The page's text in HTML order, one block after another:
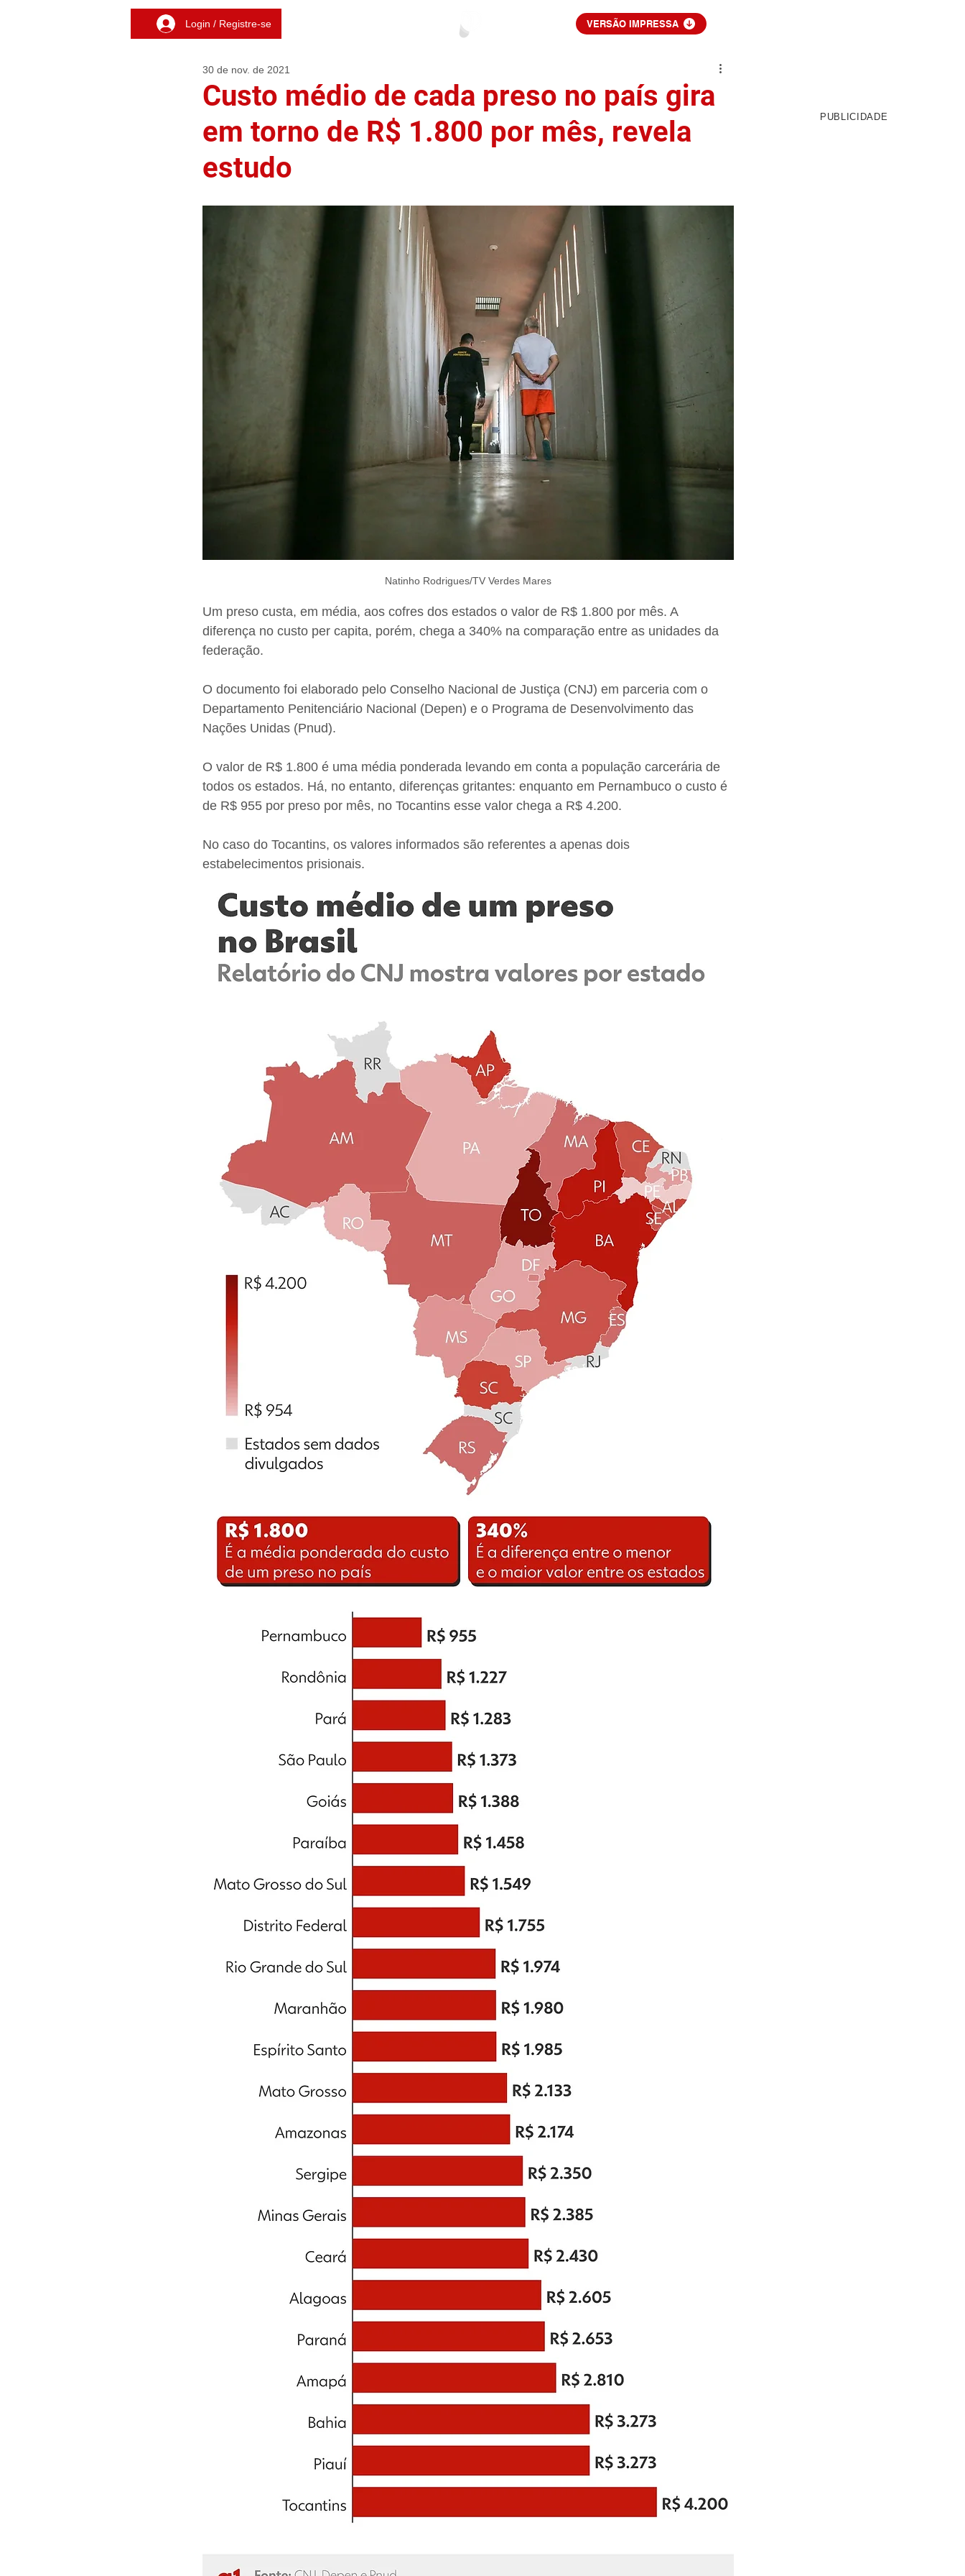
Login / Registre-se VERSÃO IMPRESSA
Custo médio de cada preso no país gira
em torno de R$ 1.800 por mês, revela
estudo
30 de nov. de 2021
Natinho Rodrigues/TV Verdes Mares
Um preso custa, em média, aos cofres dos estados o valor de R$ 1.800 por mês. A
diferença no custo per capita, porém, chega a 340% na comparação entre as unidades da
federação.
O documento foi elaborado pelo Conselho Nacional de Justiça (CNJ) em parceria com o
Departamento Penitenciário Nacional (Depen) e o Programa de Desenvolvimento das
Nações Unidas (Pnud).
O valor de R$ 1.800 é uma média ponderada levando em conta a população carcerária de
todos os estados. Há, no entanto, diferenças gritantes: enquanto em Pernambuco o custo é
de R$ 955 por preso por mês, no Tocantins esse valor chega a R$ 4.200.
No caso do Tocantins, os valores informados são referentes a apenas dois
estabelecimentos prisionais.
PUBLICIDADE